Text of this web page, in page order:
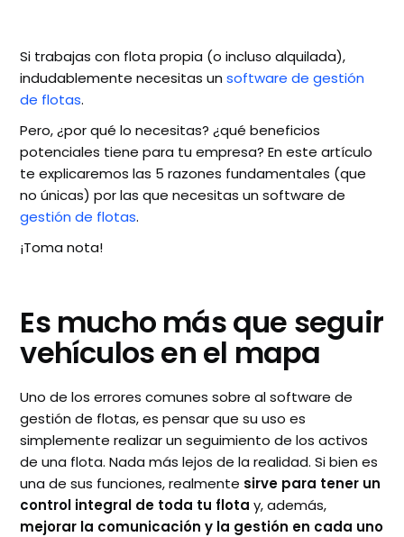
Si trabajas con flota propia (o incluso alquilada),
indudablemente necesitas unsoftware de gestión
de flotas.
Pero, ¿por qué lo necesitas? ¿qué beneficios
potenciales tiene para tu empresa? En este artículo
te explicaremos las 5 razones fundamentales (que
no únicas) por las que necesitas un software de
gestión de flotas.
¡Toma nota!
Es mucho más que seguir
vehículos en el mapa
Uno de los errores comunes sobre al software de
gestión de flotas, es pensar que su uso es
simplemente realizar un seguimiento de los activos
de una flota. Nada más lejos de la realidad. Si bien es
una de sus funciones, realmente sirve para tener un
control integral de toda tu flota y, además,
mejorar la comunicación y la gestión en cada uno